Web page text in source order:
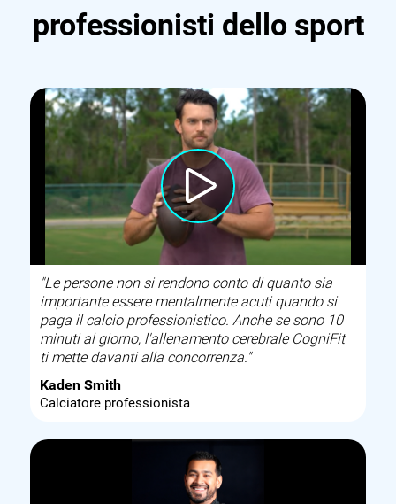
professionisti dello sport
"Le persone non si rendono conto di quanto sia
importante essere mentalmente acuti quando si
paga il calcio professionistico. Anche se sono 10
minuti al giorno, l'allenamento cerebrale CogniFit
ti mette davanti alla concorrenza."
Kaden Smith
Calciatore professionista